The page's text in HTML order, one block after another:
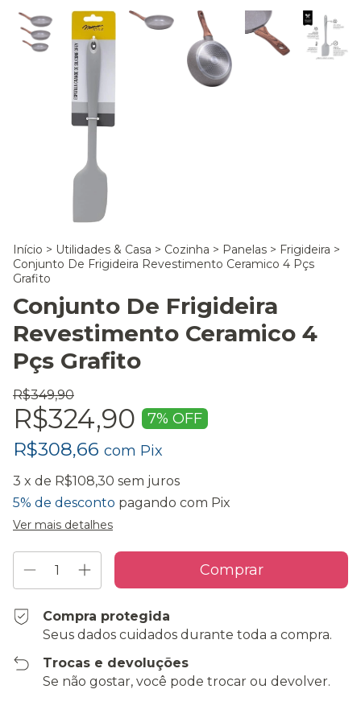
Início > Utilidades & Casa > Cozinha > Panelas > Frigideira >
Conjunto De Frigideira Revestimento Ceramico 4 Pçs
Grafito
Conjunto De Frigideira
Revestimento Ceramico 4
Pçs Grafito
R$349,90
R$324,90 7% OFF
R$308,66 com Pix
3 x de R$108,30 sem juros
5% de desconto pagando com Pix
Ver mais detalhes
Compra protegida
Seus dados cuidados durante toda a compra.
Trocas e devoluções
Se não gostar, você pode trocar ou devolver.